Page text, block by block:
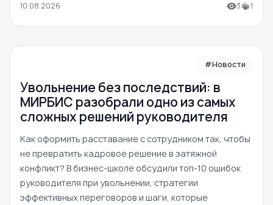
10.08.2026 3 1
#Новости
Увольнение без последствий: в
МИРБИС разобрали одно из самых
сложных решений руководителя
Как оформить расставание с сотрудником так, чтобы
не превратить кадровое решение в затяжной
конфликт? В бизнес-школе обсудили топ-10 ошибок
руководителя при увольнении, стратегии
эффективных переговоров и шаги, которые